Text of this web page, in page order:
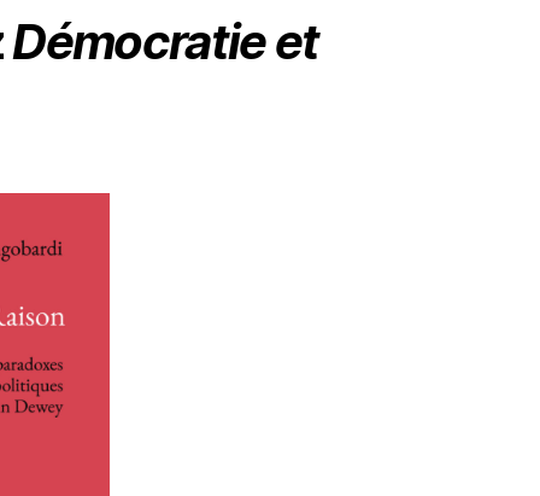
Démocratie et